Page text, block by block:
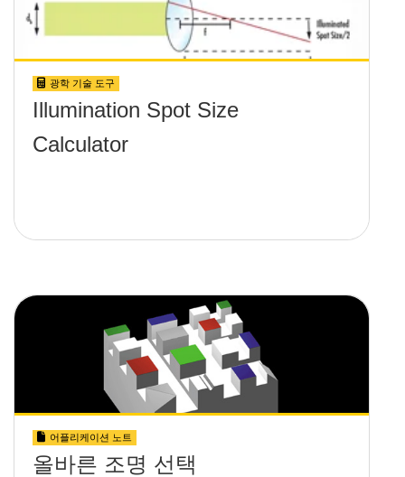
광학 기술 도구
Illumination Spot Size
Calculator
어플리케이션 노트
올바른 조명 선택